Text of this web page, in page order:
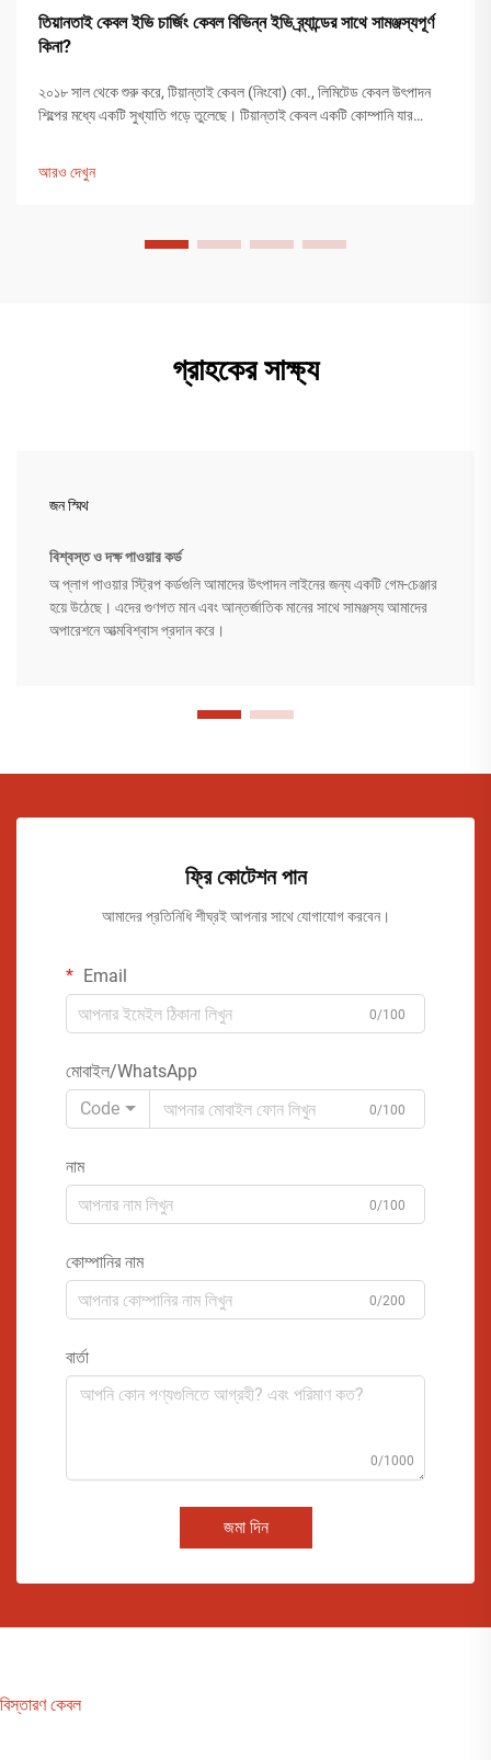
তিয়ানতাই কেবল ইভি চার্জিং কেবল বিভিন্ন ইভি ব্র্যান্ডের সাথে সামঞ্জস্যপূর্ণ
কিনা?
২০১৮ সাল থেকে শুরু করে, টিয়ান্তাই কেবল (নিংবো) কো., লিমিটেড কেবল উৎপাদন
শিল্পের মধ্যে একটি সুখ্যাতি গড়ে তুলেছে। টিয়ান্তাই কেবল একটি কোম্পানি যার
আরও দেখুন
গ্রাহকের সাক্ষ্য
জন স্মিথ
বিশ্বস্ত ও দক্ষ পাওয়ার কর্ড
অ প্লাগ পাওয়ার স্ট্রিপ কর্ডগুলি আমাদের উৎপাদন লাইনের জন্য একটি গেম-চেঞ্জার
হয়ে উঠেছে। এদের গুণগত মান এবং আন্তর্জাতিক মানের সাথে সামঞ্জস্য আমাদের
অপারেশনে আত্মবিশ্বাস প্রদান করে।
ফ্রি কোটেশন পান
আমাদের প্রতিনিধি শীঘ্রই আপনার সাথে যোগাযোগ করবেন।
Email
0/100
মোবাইল/WhatsApp
Code
0/100
নাম
0/100
কোম্পানির নাম
0/200
বার্তা
0/1000
জমা দিন
বিস্তারণ কেবল